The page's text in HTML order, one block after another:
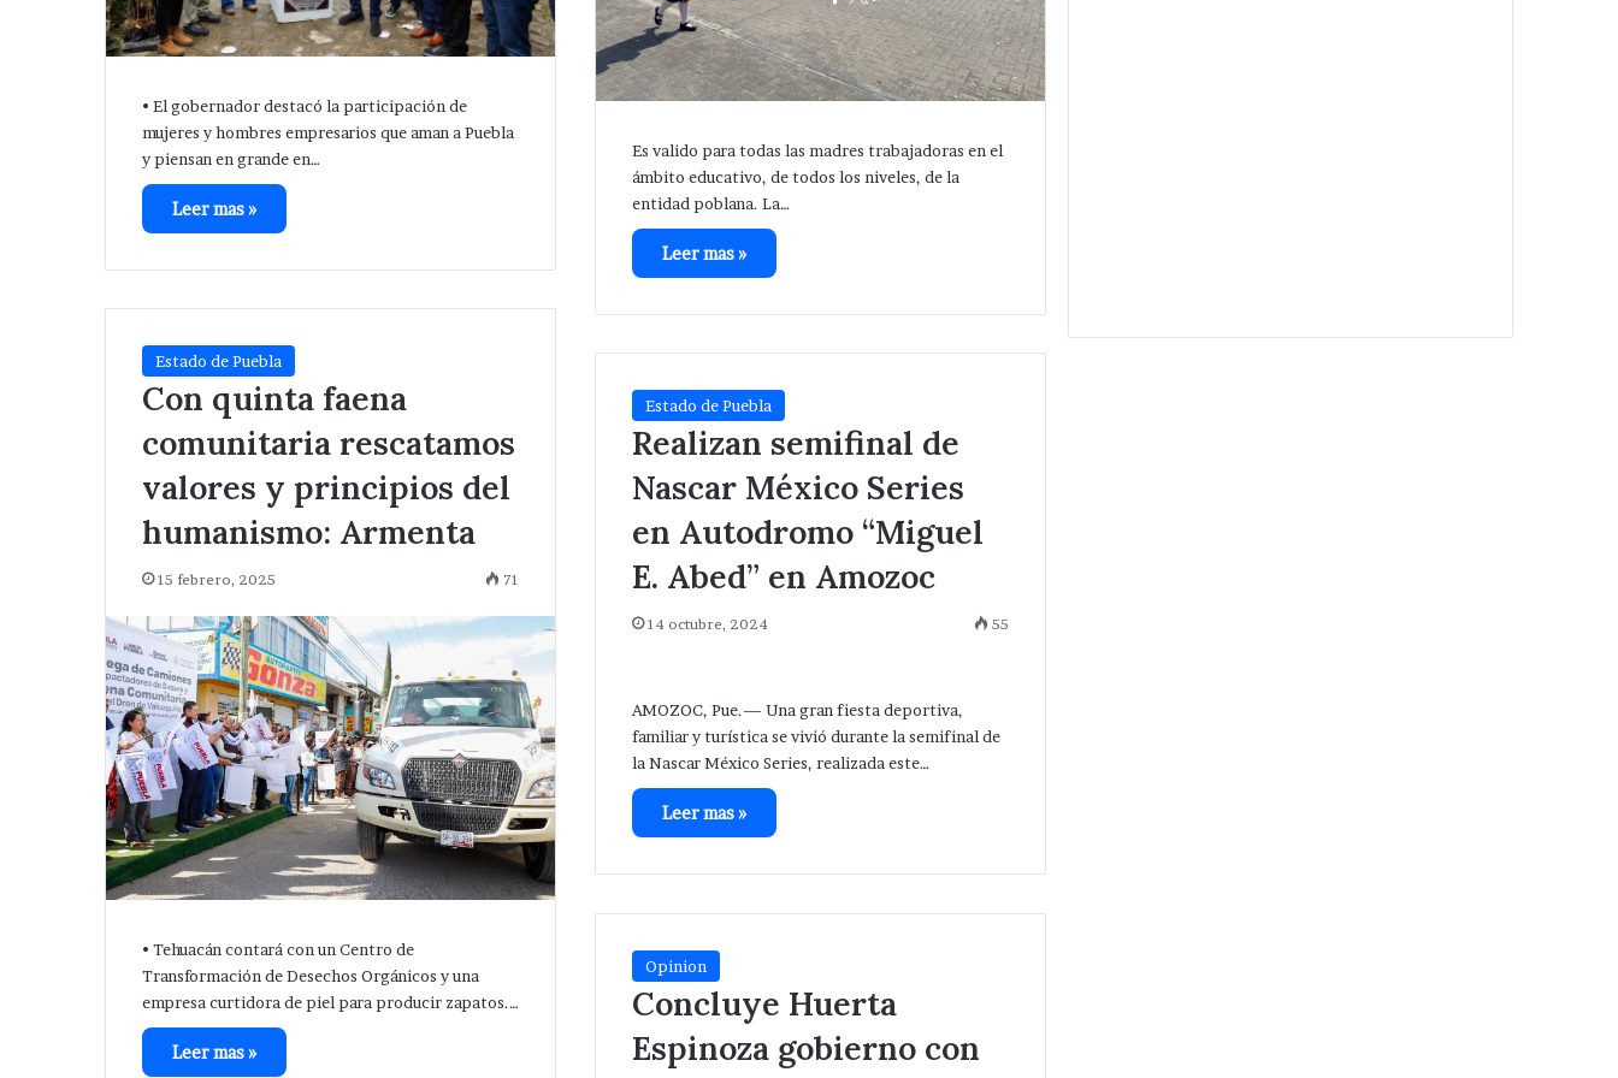
Es valido para todas las madres trabajadoras en el
ámbito educativo, de todos los niveles, de la
entidad poblana. La…
Leer mas »
•⁠ ⁠El gobernador destacó la participación de
mujeres y hombres empresarios que aman a Puebla
y piensan en grande en…
Leer mas »
Estado de Puebla
Con quinta faena
comunitaria rescatamos
valores y principios del
humanismo: Armenta
15 febrero, 2025 71
•⁠ ⁠Tehuacán contará con un Centro de
Transformación de Desechos Orgánicos y una
empresa curtidora de piel para producir zapatos.…
Leer mas »
Estado de Puebla
Realizan semifinal de
Nascar México Series
en Autodromo “Miguel
E. Abed” en Amozoc
14 octubre, 2024 55
AMOZOC, Pue.— Una gran fiesta deportiva,
familiar y turística se vivió durante la semifinal de
la Nascar México Series, realizada este…
Leer mas »
Opinion
Concluye Huerta
Espinoza gobierno con
Red
Eléctrica.